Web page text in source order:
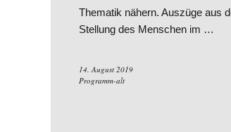
Thematik nähern. Auszüge aus
Stellung des Menschen im …
14. August 2019
Programm-alt